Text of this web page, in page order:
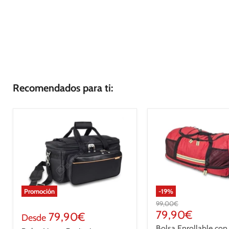
Recomendados para ti:
Promoción
Desde 79,90€
-19%
Precio
original
99,00€
Precio
79,90€